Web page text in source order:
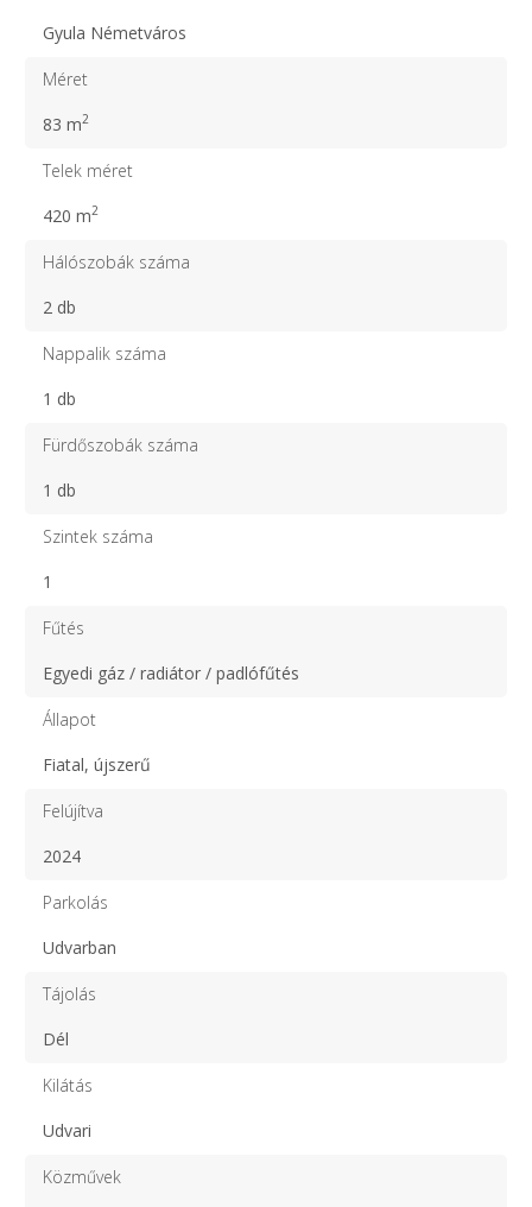
Gyula Németváros
Méret
83 m2
Telek méret
420 m2
Hálószobák száma
2 db
Nappalik száma
1 db
Fürdőszobák száma
1 db
Szintek száma
1
Fűtés
Egyedi gáz / radiátor / padlófűtés
Állapot
Fiatal, újszerű
Felújítva
2024
Parkolás
Udvarban
Tájolás
Dél
Kilátás
Udvari
Közművek